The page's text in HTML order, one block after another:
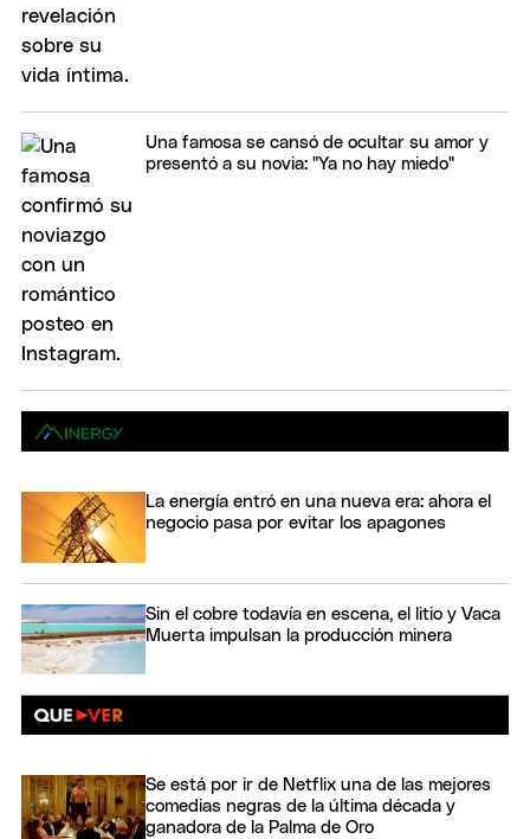
Una famosa se cansó de ocultar su amor y
presentó a su novia: "Ya no hay miedo"
La energía entró en una nueva era: ahora el
negocio pasa por evitar los apagones
Sin el cobre todavía en escena, el litio y Vaca
Muerta impulsan la producción minera
Se está por ir de Netflix una de las mejores
comedias negras de la última década y
ganadora de la Palma de Oro